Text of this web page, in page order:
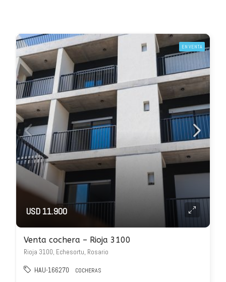
EN VENTA
USD 11.900
Venta cochera – Rioja 3100
Rioja 3100, Echesortu, Rosario
HAU-166270 COCHERAS